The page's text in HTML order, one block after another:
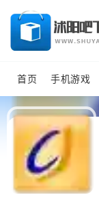
首页 手机游戏